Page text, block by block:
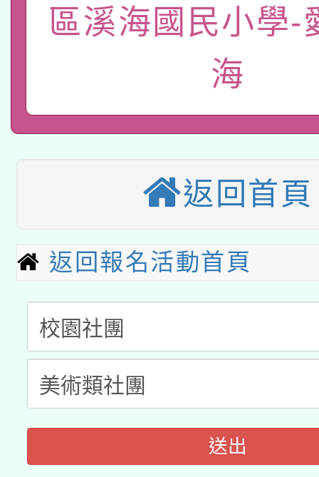
pilot」
有關大陸委員會函釋公
薪期間赴陸應申請許可
轉知經濟部水利署委託
業技術研究院辦理「
用水績優單位及節水達
115年8月22日(星期六
開 智慧啟航」
2026年桃園地景藝術
本校115學年度第2次
招甄選結果公告(無人
招)
適應運動共學行動站研
本館辦理115年度閱讀
暨閱讀推動專業研習
科技賦能─人工智慧
礎課程
A3數位素養講師名單
「數位內容與教學軟體
pilot」
有關大陸委員會函釋公
薪期間赴陸應申請許可
轉知經濟部水利署委託
業技術研究院辦理「
115年8月22日(星期六
區溪海國民小學-
海
返回首頁
返回報名活動首頁
送出